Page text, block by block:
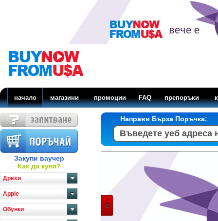
начало магазини промоции FAQ препоръки
Закупи ваучер
Как да купя?
Дрехи
Apple
Обувки
Направи Бърза Поръчка: